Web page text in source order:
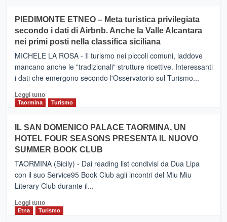
CATANIA
–
Inaugurato
il
nuovo
collegamento
tra
e
Zanzibar
da
Neos
PIEDIMONTE ETNEO – Meta turistica privilegiata
secondo i dati di Airbnb. Anche la Valle Alcantara
nei primi posti nella classifica siciliana
MICHELE LA ROSA - Il turismo nei piccoli comuni, laddove
mancano anche le "tradizionali" strutture ricettive. Interessanti
i dati che emergono secondo l'Osservatorio sul Turismo...
Leggi tuttoLeggi
PIEDIMONTE
ETNEO
–
Meta
turistica
privilegiata
secondo
dati
di
Taormina Turismo
IL SAN DOMENICO PALACE TAORMINA, UN
HOTEL FOUR SEASONS PRESENTA IL NUOVO
SUMMER BOOK CLUB
TAORMINA (Sicily) - Dai reading list condivisi da Dua Lipa
con il suo Service95 Book Club agli incontri del Miu Miu
Literary Club durante il...
Leggi tuttoLeggi
di
Etna Turismo